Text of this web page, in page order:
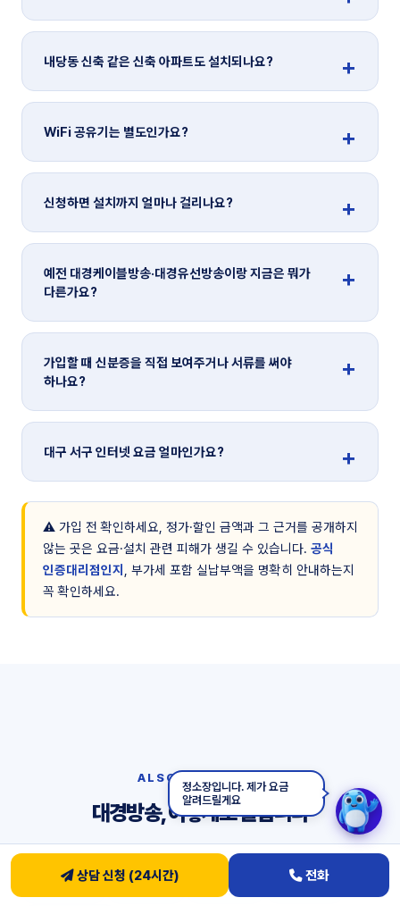
내당동 신축 같은 신축 아파트도 설치되나요?
WiFi 공유기는 별도인가요?
신청하면 설치까지 얼마나 걸리나요?
예전 대경케이블방송·대경유선방송이랑 지금은 뭐가
다른가요?
가입할 때 신분증을 직접 보여주거나 서류를 써야
하나요?
대구 서구 인터넷 요금 얼마인가요?
⚠️ 가입 전 확인하세요, 정가·할인 금액과 그 근거를 공개하지
않는 곳은 요금·설치 관련 피해가 생길 수 있습니다. 공식
인증대리점인지
, 부가세 포함 실납부액을 명확히 안내하는지
꼭 확인하세요.
ALSO KNOWN AS
대경방송, 이렇게도 불립니다
티브로드대경방송
내당동 인터넷
정소장입니다. 제가 요금
알려드릴게요
상담 신청 (24시간) 전화